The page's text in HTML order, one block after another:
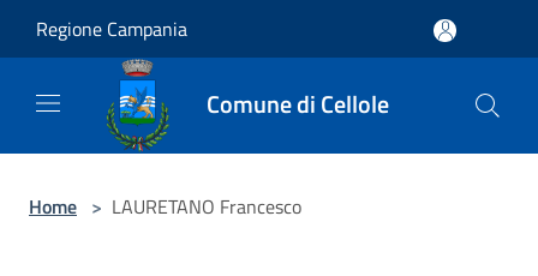
Regione Campania
Comune di Cellole
Home > LAURETANO Francesco